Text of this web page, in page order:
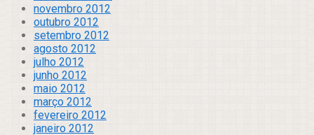
novembro 2012
outubro 2012
setembro 2012
agosto 2012
julho 2012
junho 2012
maio 2012
março 2012
fevereiro 2012
janeiro 2012